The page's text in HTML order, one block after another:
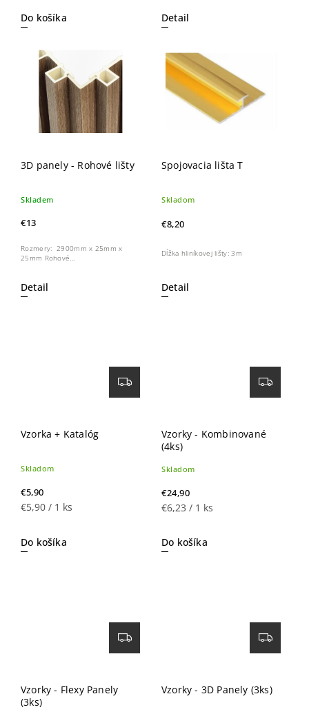
Do košíka Detail
3D panely - Rohové lišty
Skladem
€13
Detail
Rozmery: 2900mm x 25mm x
25mm Rohové...
Spojovacia lišta T
Skladom
€8,20
Detail
Dĺžka hliníkovej lišty: 3m
Vzorka + Katalóg
Skladom
€5,90
€5,90 / 1 ks
Do košíka
Vzorky - Kombinované
(4ks)
Skladom
€24,90
€6,23 / 1 ks
Do košíka
Vzorky - Flexy Panely
(3ks)
Vzorky - 3D Panely (3ks)